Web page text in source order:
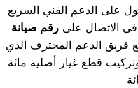
على الدعم الفني السريع
الاتصال على رقم صيانة
فريق الدعم المحترف الذي
قطع غيار أصلية مائة